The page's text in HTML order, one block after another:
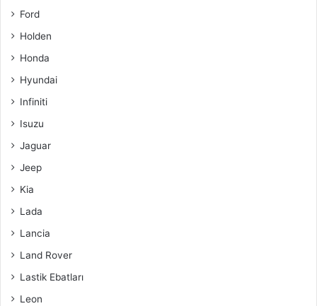
Ford
Holden
Honda
Hyundai
Infiniti
Isuzu
Jaguar
Jeep
Kia
Lada
Lancia
Land Rover
Lastik Ebatları
Leon